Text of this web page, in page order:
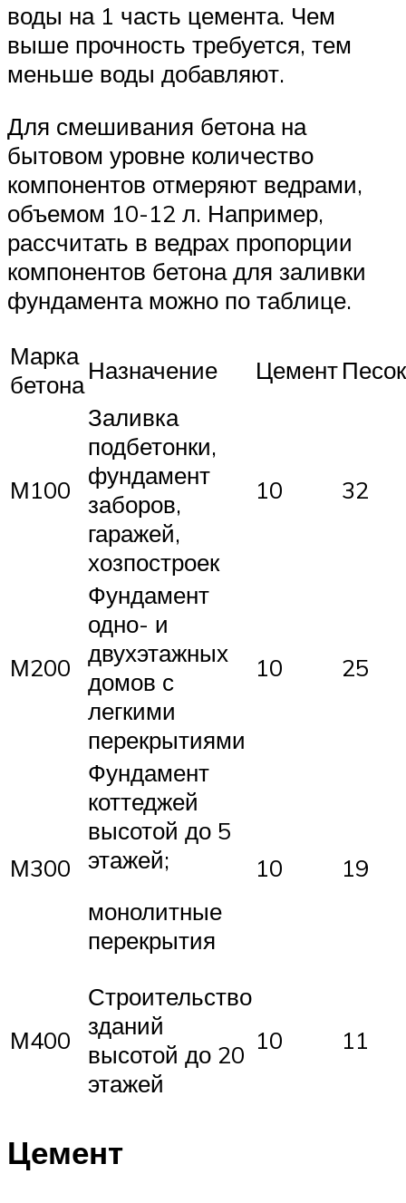
воды на 1 часть цемента. Чем
выше прочность требуется, тем
меньше воды добавляют.
Для смешивания бетона на
бытовом уровне количество
компонентов отмеряют ведрами,
объемом 10-12 л. Например,
рассчитать в ведрах пропорции
компонентов бетона для заливки
фундамента можно по таблице.
Марка
бетонаНазначение ЦементПесок
М100
Заливка
подбетонки,
фундамент
заборов,
гаражей,
хозпостроек
10 32
М200
Фундамент
одно- и
двухэтажных
домов с
легкими
перекрытиями
10 25
М300
Фундамент
коттеджей
высотой до 5
этажей;
монолитные
перекрытия
10 19
М400
Строительство
зданий
высотой до 20
этажей
10 11
Цемент